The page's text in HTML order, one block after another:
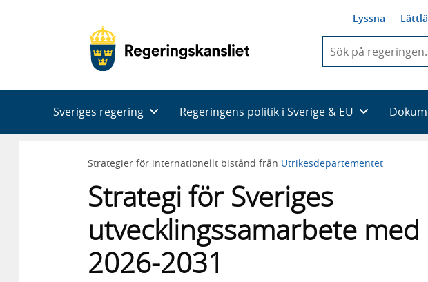
Lyssna
du
skriva
framträder
en
med
Sveriges regering Regeringens politik i Sverige & EU
Strategier för internationellt bistånd från Utrikesdepartementet
Strategi för Sveriges
utvecklingssamarbete
2026-2031